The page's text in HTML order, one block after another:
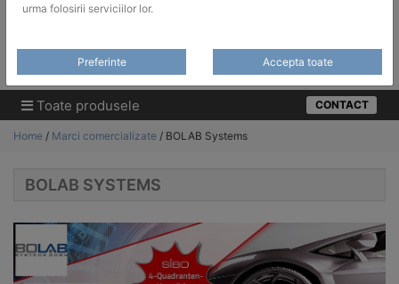
Products
Toate produsele CONTACT
Home / Marci comercializate / BOLAB Systems
BOLAB SYSTEMS
urma folosirii serviciilor lor.
Preferinte Accepta toate